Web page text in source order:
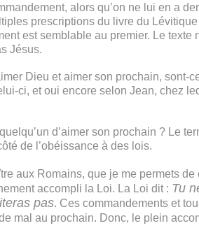
alors qu’on ne lui en a
prescriptions du livre du
est semblable au premier. Le
Jésus.
Dieu et aimer son prochain, sont-
ci, et oui encore selon Jean, chez
d’aimer son prochain ? Le
de l’obéissance à des lois.
aux Romains, que je me permets
accompli la Loi. La Loi dit : Tu
pas. Ces commandements et
mal au prochain. Donc, le plein